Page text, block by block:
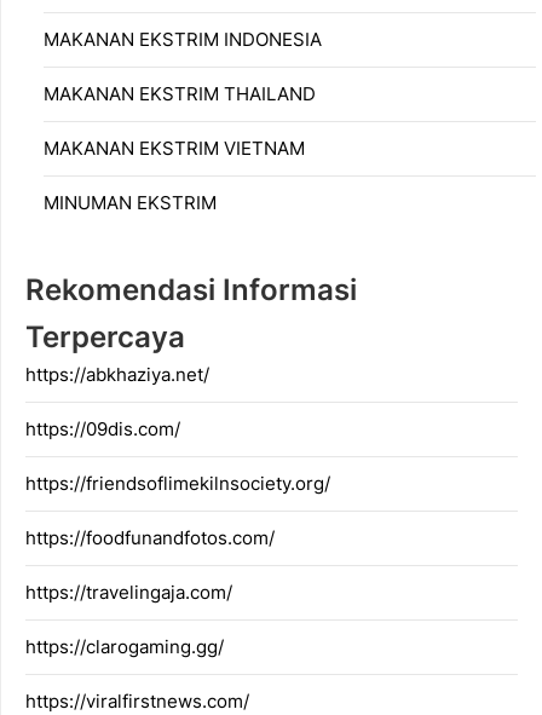
MAKANAN EKSTRIM INDONESIA
MAKANAN EKSTRIM THAILAND
MAKANAN EKSTRIM VIETNAM
MINUMAN EKSTRIM
Rekomendasi Informasi
Terpercaya
https://abkhaziya.net/
https://09dis.com/
https://friendsoflimekilnsociety.org/
https://foodfunandfotos.com/
https://travelingaja.com/
https://clarogaming.gg/
https://viralfirstnews.com/